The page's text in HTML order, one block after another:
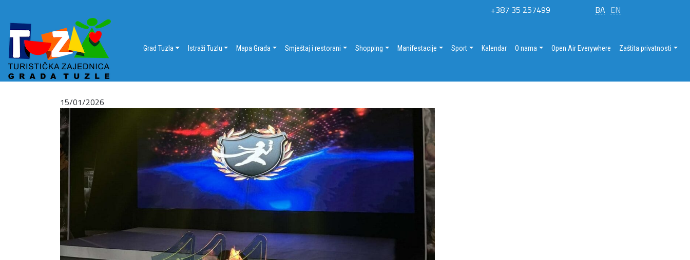
BA EN
+387 35 257499
Grad Tuzla Istraži Tuzlu Mapa Grada Smještaj i restorani Shopping Manifestacije Sport Kalendar O nama Open Air Everywhere Zaštita privatnosti
15/01/2026